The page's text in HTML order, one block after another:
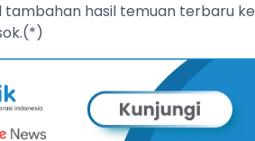
tambahan hasil temuan terbaru ke